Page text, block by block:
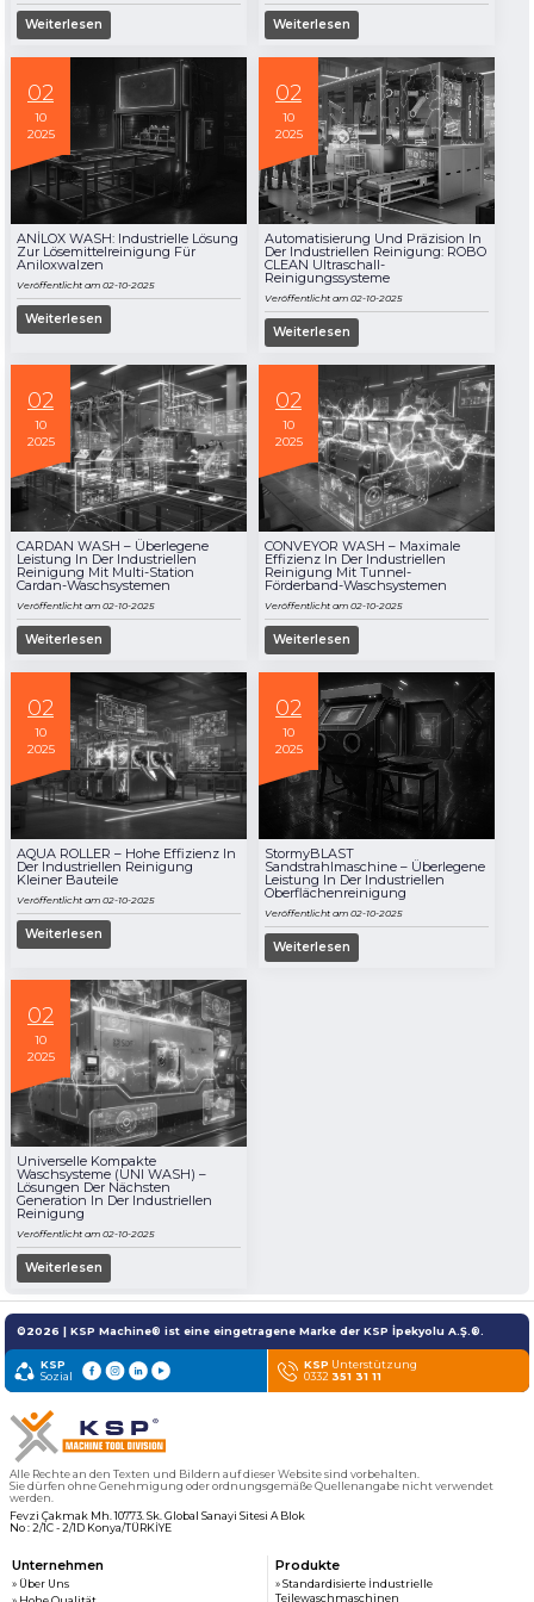
KSP MACHINEMEDIEN
» Nachrichten & Messen
» Kataloge & Dokumente
» Fotogalerie
» Videogalerie
Weiterlesen Weiterlesen
02
10
2025
ANİLOX WASH: Industrielle Lösung
Zur Lösemittelreinigung Für
Aniloxwalzen
Veröffentlicht am 02-10-2025
Weiterlesen
02
10
2025
Automatisierung Und Präzision In
Der Industriellen Reinigung: ROBO
CLEAN Ultraschall-
Reinigungssysteme
Veröffentlicht am 02-10-2025
Weiterlesen
02
10
2025
CARDAN WASH – Überlegene
Leistung In Der Industriellen
Reinigung Mit Multi-Station
Cardan-Waschsystemen
Veröffentlicht am 02-10-2025
Weiterlesen
02
10
2025
CONVEYOR WASH – Maximale
Effizienz In Der Industriellen
Reinigung Mit Tunnel-
Förderband-Waschsystemen
Veröffentlicht am 02-10-2025
Weiterlesen
02
10
2025
AQUA ROLLER – Hohe Effizienz In
Der Industriellen Reinigung
Kleiner Bauteile
Veröffentlicht am 02-10-2025
Weiterlesen
02
10
2025
StormyBLAST
Sandstrahlmaschine – Überlegene
Leistung In Der Industriellen
Oberflächenreinigung
Veröffentlicht am 02-10-2025
Weiterlesen
02
10
2025
Universelle Kompakte
Waschsysteme (UNI WASH) –
Lösungen Der Nächsten
Generation In Der Industriellen
Reinigung
Veröffentlicht am 02-10-2025
Weiterlesen
©2026 | KSP Machine® ist eine eingetragene Marke der KSP İpekyolu A.Ş.®.
KSP
Sozial
KSP Unterstützung
0332 351 31 11
Alle Rechte an den Texten und Bildern auf dieser Website sind vorbehalten.
Sie dürfen ohne Genehmigung oder ordnungsgemäße Quellenangabe nicht verwendet
werden.
Fevzi Çakmak Mh. 10773. Sk. Global Sanayi Sitesi A Blok
No : 2/1C - 2/1D Konya/TÜRKİYE
Unternehmen
» Über Uns
Produkte
» Standardisierte İndustrielle
Teilewaschmaschinen